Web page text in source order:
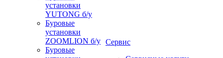
установки
YUTONG б/у
Буровые
установки
ZOOMLION б/у
Буровые
Сервис